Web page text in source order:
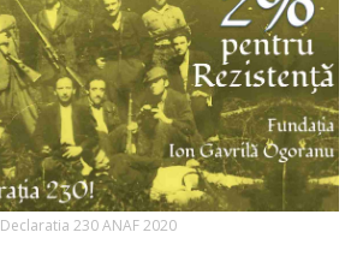
Declaratia 230 ANAF 2020